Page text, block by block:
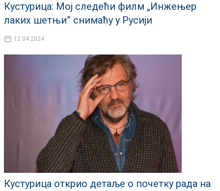
Кустурица: Мој следећи филм „Инжењер
лаких шетњи” снимаћу у Русији
12.04.2024
Кустурица открио детаље о почетку рада на